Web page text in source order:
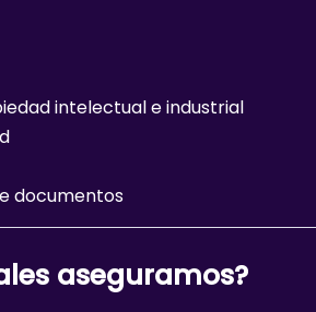
intelectual e industrial
documentos
aseguramos?